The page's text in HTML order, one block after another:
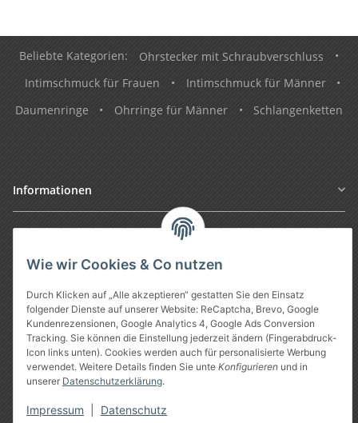
Wie wir Cookies & Co nutzen
Durch Klicken auf „Alle akzeptieren“ gestatten Sie den Einsatz
folgender Dienste auf unserer Website: ReCaptcha, Brevo, Google
Kundenrezensionen, Google Analytics 4, Google Ads Conversion
Tracking. Sie können die Einstellung jederzeit ändern (Fingerabdruck-
Icon links unten). Cookies werden auch für personalisierte Werbung
verwendet. Weitere Details finden Sie unte Konfigurieren und in
unserer Datenschutzerklärung.
Impressum Datenschutz
Beliebte Kategorien: Ohrstecker mit Schraubverschluss
•
Intimschmuck für Frauen
• Intimschmuck für Männer
•
Daumenringe
• Ohrringe für Männer • Schlangenketten
Informationen
Gesetzliche Informationen
Vertrag widerrufen